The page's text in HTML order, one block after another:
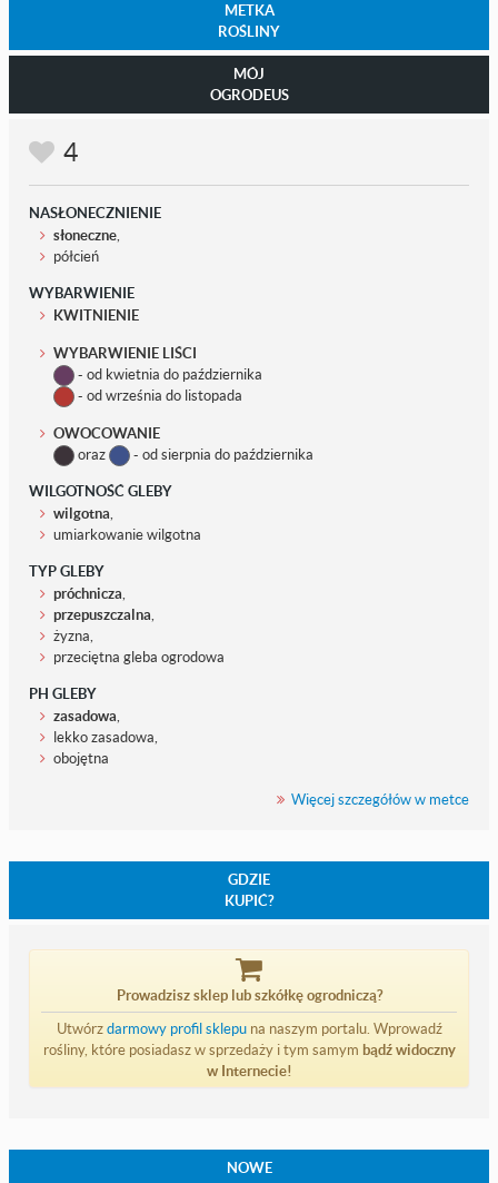
METKA
ROŚLINY
MÓJ
OGRODEUS
4
NASŁONECZNIENIE
słoneczne,
półcień
WYBARWIENIE
KWITNIENIE
WYBARWIENIE LIŚCI
- od kwietnia do października
- od września do listopada
OWOCOWANIE
oraz
- od sierpnia do października
WILGOTNOŚĆ GLEBY
wilgotna,
umiarkowanie wilgotna
TYP GLEBY
próchnicza,
przepuszczalna,
żyzna,
przeciętna gleba ogrodowa
PH GLEBY
zasadowa,
lekko zasadowa,
obojętna
Więcej szczegółów w metce
GDZIE
KUPIĆ?
Prowadzisz sklep lub szkółkę ogrodniczą?
Utwórzdarmowy profil sklepuna naszym portalu. Wprowadź
rośliny, które posiadasz w sprzedaży i tym samym bądź widoczny
w Internecie!
NOWE